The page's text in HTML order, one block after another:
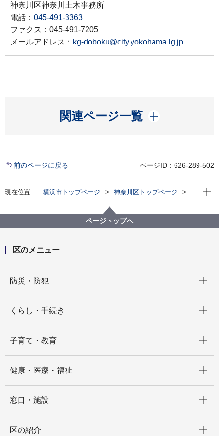
神奈川区神奈川土木事務所
電話： 045-491-3363
ファクス：045-491-7205
メールアドレス： kg-doboku@city.yokohama.lg.jp
関連ページ一覧
開く
前のページに戻る ページID：626-289-502
現在位置 横浜市トップページ
神奈川区トップページ
仲木戸公園（なかきどこうえん）
現在
ページトップへ
区のメニュー
防災・防犯
くらし・手続き
子育て・教育
健康・医療・福祉
窓口・施設
区の紹介